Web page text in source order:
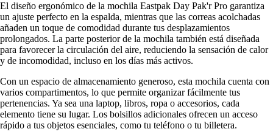
El diseño ergonómico de la mochila Eastpak Day Pak'r Pro garantiza
un ajuste perfecto en la espalda, mientras que las correas acolchadas
añaden un toque de comodidad durante tus desplazamientos
prolongados. La parte posterior de la mochila también está diseñada
para favorecer la circulación del aire, reduciendo la sensación de calor
y de incomodidad, incluso en los días más activos.
Con un espacio de almacenamiento generoso, esta mochila cuenta con
varios compartimentos, lo que permite organizar fácilmente tus
pertenencias. Ya sea una laptop, libros, ropa o accesorios, cada
elemento tiene su lugar. Los bolsillos adicionales ofrecen un acceso
rápido a tus objetos esenciales, como tu teléfono o tu billetera.